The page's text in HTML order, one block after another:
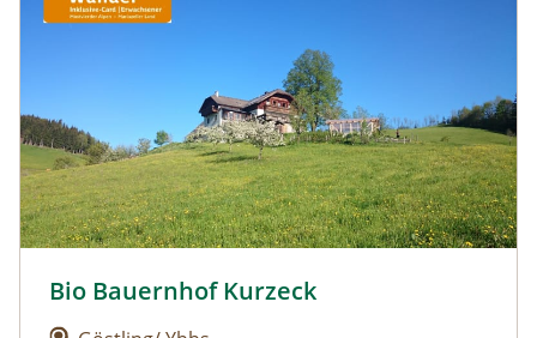
Urlaub am Bauernhof: Bio Bauernhof Kurzeck
Bio Bauernhof Kurzeck